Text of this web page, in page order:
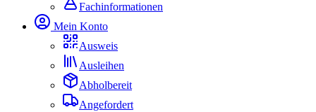
Fachinformationen
Mein Konto
Ausweis
Ausleihen
Abholbereit
Angefordert